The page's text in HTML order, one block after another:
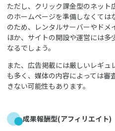
ただし、クリック課金型のネッ
のホームページを準備しなくては
のため、レンタルサーバーやドメ
ほか、サイトの開設や運営には
なるでしょう。
また、広告掲載には厳しいレギ
も多く、媒体の内容によっては審
きない可能性もあります。
成果報酬型(アフィリエイト)